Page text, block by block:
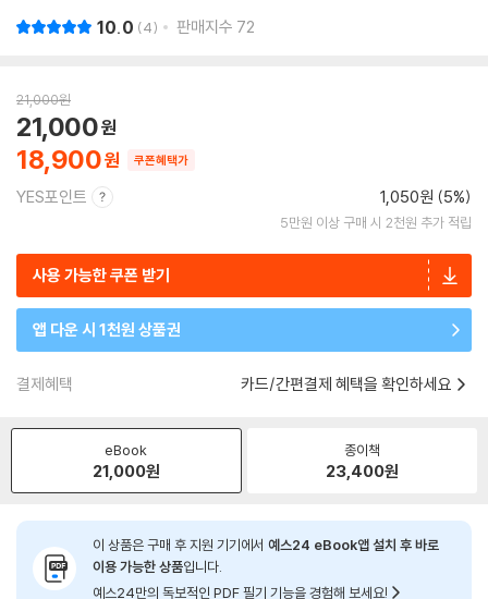
10.0 4 판매지수 72
21,000원
18,900
21,000
쿠폰혜택가
YES포인트 1,050원 (5%)
5만원 이상 구매 시 2천원 추가 적립
사용 가능한 쿠폰 받기
앱 다운 시 1천원 상품권
결제혜택 카드/간편결제 혜택을 확인하세요
eBook
21,000원
종이책
23,400원
이 상품은 구매 후 지원 기기에서 예스24 eBook앱 설치 후 바로
이용 가능한 상품입니다.
예스24만의 독보적인 PDF 필기 기능을 경험해 보세요!